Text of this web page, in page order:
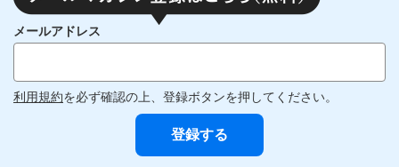
メールアドレス
利用規約を必ず確認の上、登録ボタンを押してください。